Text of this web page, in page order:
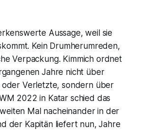
Aussage, weil sie
Kein Drumherumreden,
Verpackung. Kimmich ordnet
Jahre nicht über
oder Verletzte, sondern über
2022 in Katar schied das
Mal nacheinander in der
der Kapitän liefert nun, Jahre